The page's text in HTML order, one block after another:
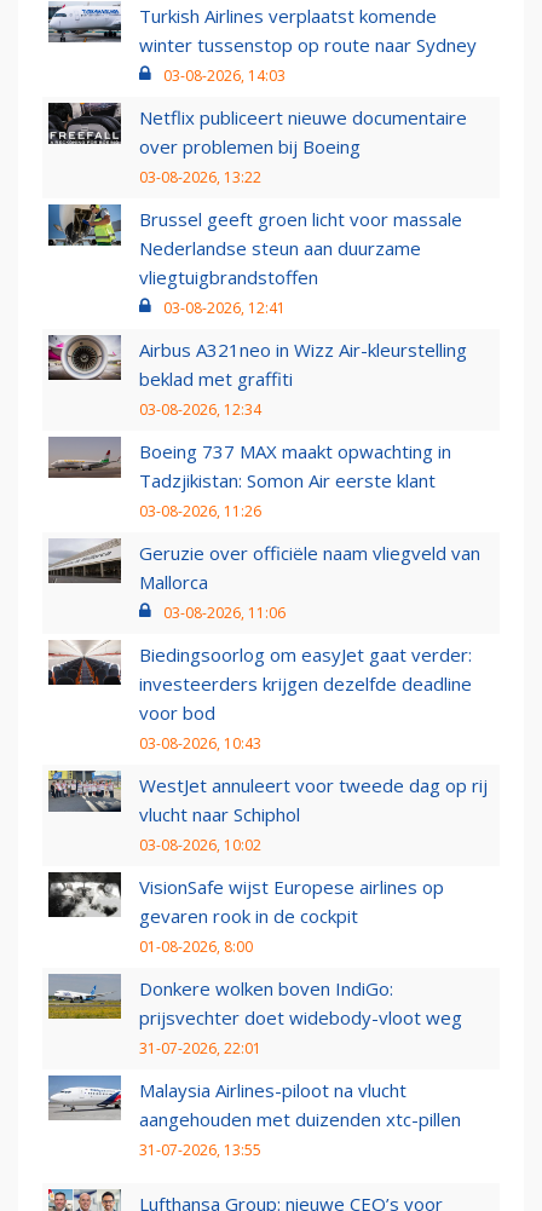
Turkish Airlines verplaatst komende
winter tussenstop op route naar Sydney
03-08-2026, 14:03
Netflix publiceert nieuwe documentaire
over problemen bij Boeing
03-08-2026, 13:22
Brussel geeft groen licht voor massale
Nederlandse steun aan duurzame
vliegtuigbrandstoffen
03-08-2026, 12:41
Airbus A321neo in Wizz Air-kleurstelling
beklad met graffiti
03-08-2026, 12:34
Boeing 737 MAX maakt opwachting in
Tadzjikistan: Somon Air eerste klant
03-08-2026, 11:26
Geruzie over officiële naam vliegveld van
Mallorca
03-08-2026, 11:06
Biedingsoorlog om easyJet gaat verder:
investeerders krijgen dezelfde deadline
voor bod
03-08-2026, 10:43
WestJet annuleert voor tweede dag op rij
vlucht naar Schiphol
03-08-2026, 10:02
VisionSafe wijst Europese airlines op
gevaren rook in de cockpit
01-08-2026, 8:00
Donkere wolken boven IndiGo:
prijsvechter doet widebody-vloot weg
31-07-2026, 22:01
Malaysia Airlines-piloot na vlucht
aangehouden met duizenden xtc-pillen
31-07-2026, 13:55
Lufthansa Group: nieuwe CEO’s voor